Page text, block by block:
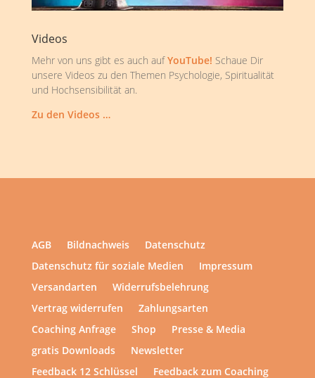
Videos
Mehr von uns gibt es auch aufYouTube! Schaue Dir
unsere Videos zu den Themen Psychologie, Spiritualität
und Hochsensibilität an.
Zu den Videos …
AGB Bildnachweis
Datenschutz
Datenschutz für soziale Medien
Impressum
Versandarten
Widerrufsbelehrung
Vertrag widerrufen
Zahlungsarten
Coaching Anfrage
Shop
Presse & Media
gratis Downloads
Newsletter
Feedback 12 Schlüssel
Feedback zum Coaching